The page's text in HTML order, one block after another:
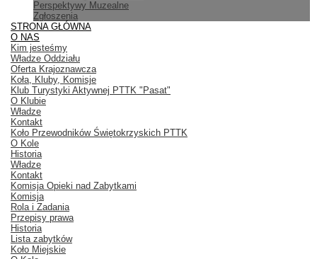
Perspektywy Muzealne
Zgłoszenia
STRONA GŁÓWNA
O NAS
Kim jesteśmy
Władze Oddziału
Oferta Krajoznawcza
Koła, Kluby, Komisje
Klub Turystyki Aktywnej PTTK "Pasat"
O Klubie
Władze
Kontakt
Koło Przewodników Świętokrzyskich PTTK
O Kole
Historia
Władze
Kontakt
Komisja Opieki nad Zabytkami
Komisja
Rola i Zadania
Przepisy prawa
Historia
Lista zabytków
Koło Miejskie